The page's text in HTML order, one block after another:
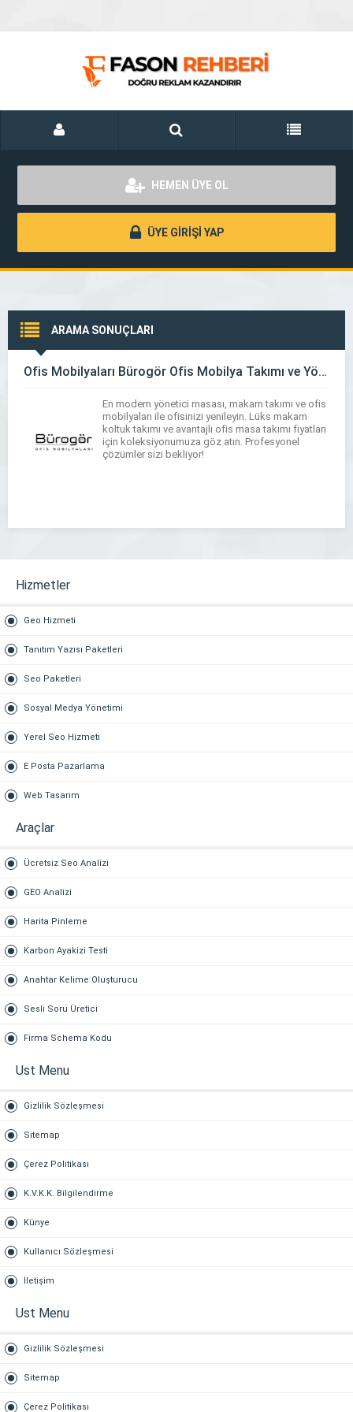
HEMEN ÜYE OL
ÜYE GİRİŞİ YAP
ARAMA SONUÇLARI
Ofis Mobilyaları Bürogör Ofis Mobilya Takımı ve Yönetici Masası
En modern yönetici masası, makam takımı ve ofis
mobilyaları ile ofisinizi yenileyin. Lüks makam
koltuk takımı ve avantajlı ofis masa takımı fiyatları
için koleksiyonumuza göz atın. Profesyonel
çözümler sizi bekliyor!
Hizmetler
Geo Hizmeti
Tanıtım Yazısı Paketleri
Seo Paketleri
Sosyal Medya Yönetimi
Yerel Seo Hizmeti
E Posta Pazarlama
Web Tasarım
Araçlar
Ücretsiz Seo Analizi
GEO Analizi
Harita Pinleme
Karbon Ayakizi Testi
Anahtar Kelime Oluşturucu
Sesli Soru Üretici
Firma Schema Kodu
Ust Menu
Gizlilik Sözleşmesi
Sitemap
Çerez Politikası
K.V.K.K. Bilgilendirme
Künye
Kullanıcı Sözleşmesi
İletişim
Ust Menu
Gizlilik Sözleşmesi
Sitemap
Çerez Politikası